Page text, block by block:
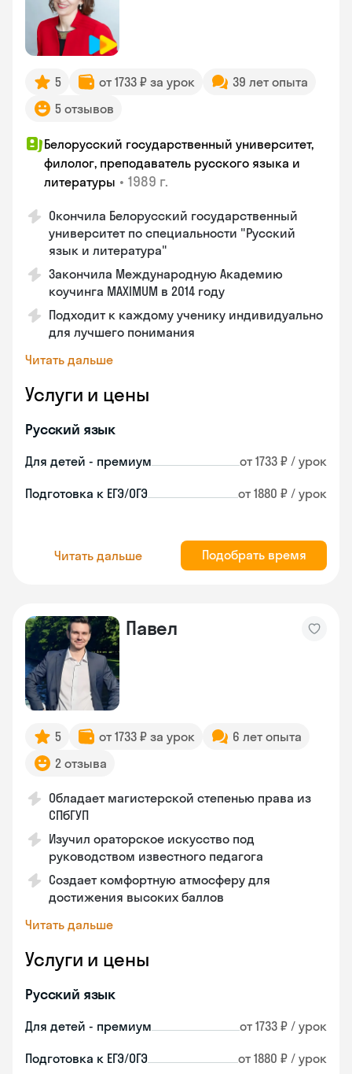
5 от 1733 ₽ за урок
39 лет опыта
5 отзывов
Белорусский государственный университет,
филолог, преподаватель русского языка и
литературы • 1989 г.
Окончила Белорусский государственный
университет по специальности "Русский
язык и литература"
Закончила Международную Академию
коучинга MAXIMUM в 2014 году
Подходит к каждому ученику индивидуально
для лучшего понимания
Читать дальше
Услуги и цены
Русский язык
Для детей - премиум от 1733 ₽ / урок
Подготовка к ЕГЭ/ОГЭ от 1880 ₽ / урок
Читать дальше Подобрать время
Павел
5 от 1733 ₽ за урок
6 лет опыта
2 отзыва
Обладает магистерской степенью права из
СПбГУП
Изучил ораторское искусство под
руководством известного педагога
Создает комфортную атмосферу для
достижения высоких баллов
Читать дальше
Услуги и цены
Русский язык
Для детей - премиум от 1733 ₽ / урок
Подготовка к ЕГЭ/ОГЭ от 1880 ₽ / урок